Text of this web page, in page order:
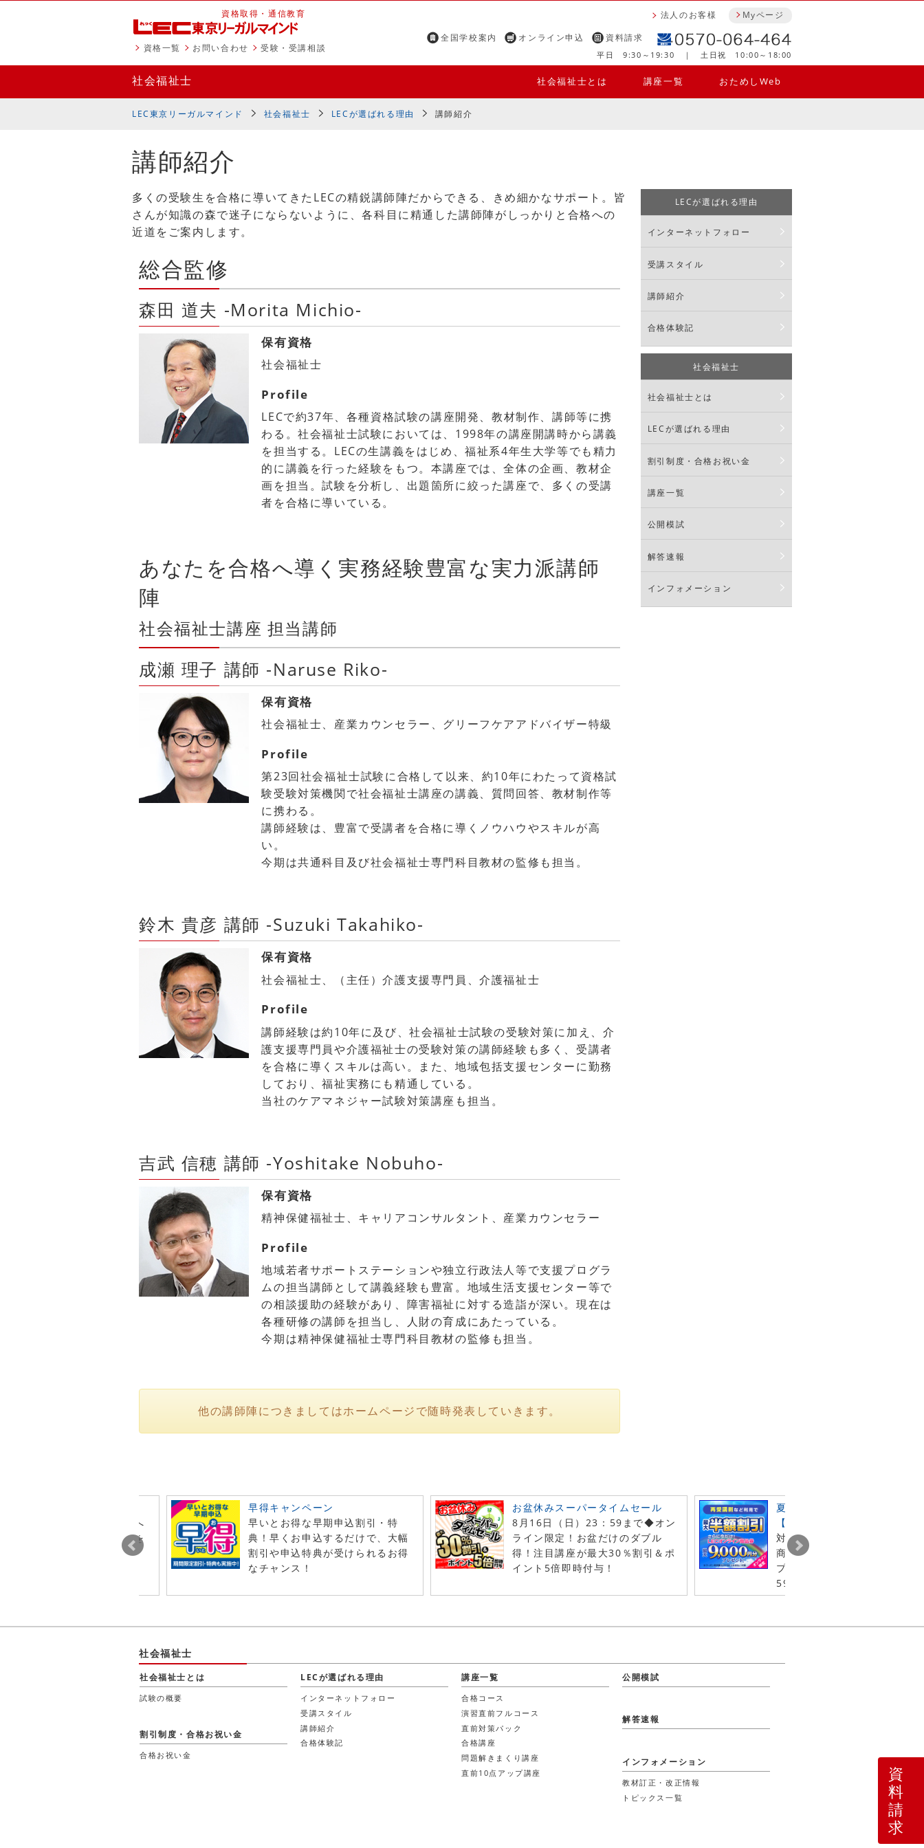
資格取得・通信教育
資格一覧 お問い合わせ 受験・受講相談
全国学校案内 オンライン申込 資料請求
Myページ
法人のお客様
平日 9:30～19:30 ｜ 土日祝 10:00～18:00
社会福祉士 社会福祉士とは 講座一覧 おためしWeb
LEC東京リーガルマインド 社会福祉士 LECが選ばれる理由 講師紹介
講師紹介
多くの受験生を合格に導いてきたLECの精鋭講師陣だからできる、きめ細かなサポート。皆
さんが知識の森で迷子にならないように、各科目に精通した講師陣がしっかりと合格への
近道をご案内します。
総合監修
森田 道夫 -Morita Michio-
保有資格
社会福祉士
Profile
LECで約37年、各種資格試験の講座開発、教材制作、講師等に携
わる。社会福祉士試験においては、1998年の講座開講時から講義
を担当する。LECの生講義をはじめ、福祉系4年生大学等でも精力
的に講義を行った経験をもつ。本講座では、全体の企画、教材企
画を担当。試験を分析し、出題箇所に絞った講座で、多くの受講
者を合格に導いている。
あなたを合格へ導く実務経験豊富な実力派講師
陣
社会福祉士講座 担当講師
成瀬 理子 講師 -Naruse Riko-
保有資格
社会福祉士、産業カウンセラー、グリーフケアアドバイザー特級
Profile
第23回社会福祉士試験に合格して以来、約10年にわたって資格試
験受験対策機関で社会福祉士講座の講義、質問回答、教材制作等
に携わる。
講師経験は、豊富で受講者を合格に導くノウハウやスキルが高
い。
今期は共通科目及び社会福祉士専門科目教材の監修も担当。
鈴木 貴彦 講師 -Suzuki Takahiko-
保有資格
社会福祉士、（主任）介護支援専門員、介護福祉士
Profile
講師経験は約10年に及び、社会福祉士試験の受験対策に加え、介
護支援専門員や介護福祉士の受験対策の講師経験も多く、受講者
を合格に導くスキルは高い。また、地域包括支援センターに勤務
しており、福祉実務にも精通している。
当社のケアマネジャー試験対策講座も担当。
吉武 信穂 講師 -Yoshitake Nobuho-
保有資格
精神保健福祉士、キャリアコンサルタント、産業カウンセラー
Profile
地域若者サポートステーションや独立行政法人等で支援プログラ
ムの担当講師として講義経験も豊富。地域生活支援センター等で
の相談援助の経験があり、障害福祉に対する造詣が深い。現在は
各種研修の講師を担当し、人財の育成にあたっている。
今期は精神保健福祉士専門科目教材の監修も担当。
他の講師陣につきましてはホームページで随時発表していきます。
LECが選ばれる理由
インターネットフォロー
受講スタイル
講師紹介
合格体験記
社会福祉士
社会福祉士とは
LECが選ばれる理由
割引制度・合格お祝い金
講座一覧
公開模試
解答速報
インフォメーション
オンライン注文した商品へ
ビュー投稿で特典ポイントを
早得キャンペーン
早いとお得な早期申込割引・特
典！早くお申込するだけで、大幅
割引や申込特典が受けられるお得
なチャンス！
お盆休みスーパータイムセール
8月16日（日）23：59まで◆オン
ライン限定！お盆だけのダブル
得！注目講座が最大30％割引＆ポ
イント5倍即時付与！
夏の受験生 徹底応援キャンペ
【第2弾】
対象クーポン利用でLECオン
商品券最大9千円分（1年間有
プレゼント◆8月31日（月）
59 まで！
資
料
請
求
社会福祉士
社会福祉士とは
試験の概要
LECが選ばれる理由
インターネットフォロー
受講スタイル
講師紹介
合格体験記
講座一覧
合格コース
演習直前フルコース
直前対策パック
合格講座
問題解きまくり講座
直前10点アップ講座
公開模試
解答速報
割引制度・合格お祝い金
合格お祝い金
インフォメーション
教材訂正・改正情報
トピックス一覧